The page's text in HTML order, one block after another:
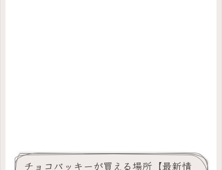
チョコバッキーが買える場所【最新情